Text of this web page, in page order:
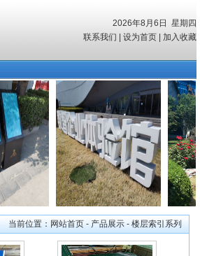
2026年8月6日 星期四
联系我们
设为首页 加入收藏
当前位置： 网站首页 - 产品展示 - 楼层索引系列